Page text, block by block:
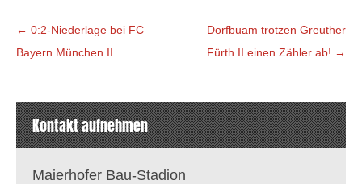
Beitragsnavigation
← 0:2-Niederlage bei FC
Bayern München II
Dorfbuam trotzen Greuther
Fürth II einen Zähler ab! →
Kontakt aufnehmen
Maierhofer Bau-Stadion